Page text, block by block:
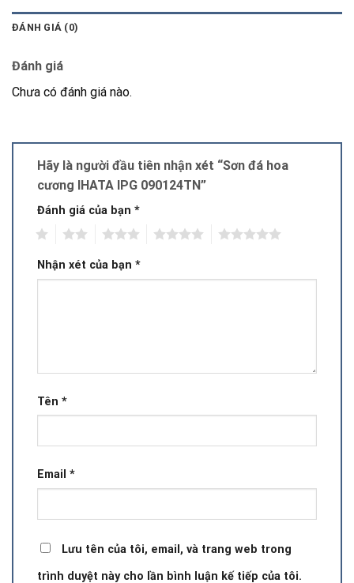
ĐÁNH GIÁ (0)
Đánh giá
Chưa có đánh giá nào.
Hãy là người đầu tiên nhận xét “Sơn đá hoa
cương IHATA IPG 090124TN”
Đánh giá của bạn *
Nhận xét của bạn *
Tên *
Email *
Lưu tên của tôi, email, và trang web trong
trình duyệt này cho lần bình luận kế tiếp của tôi.